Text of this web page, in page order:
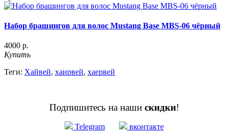
Набор брашингов для волос Mustang Base MBS-06 чёрный
4000 р.
Купить
Теги: Хайвей, хаирвей, хаервей
Подпишитесь на наши скидки!
Telegram вконтакте